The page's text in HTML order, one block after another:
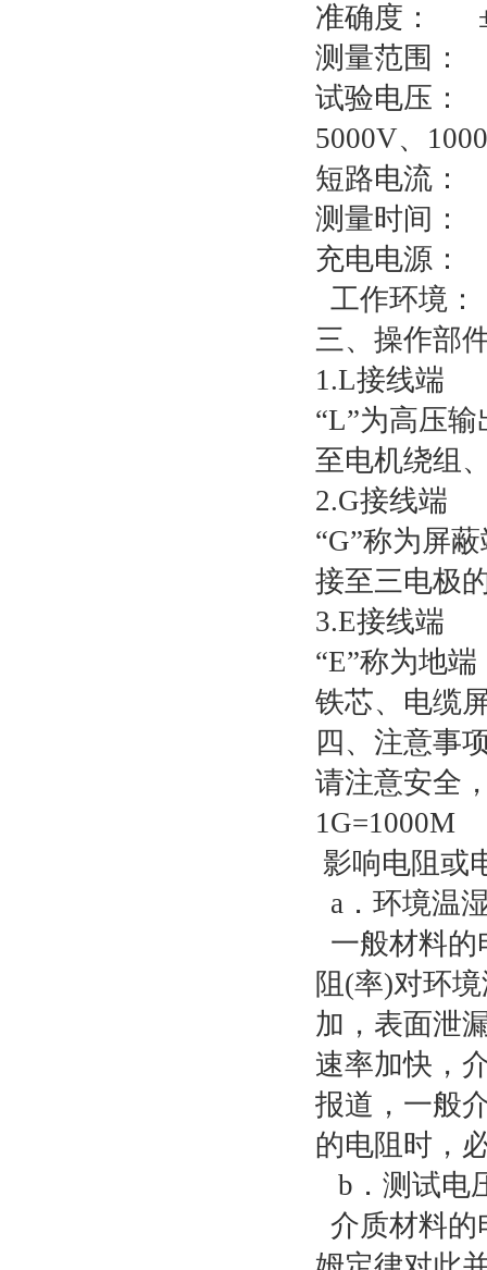
准确度：
测量范围：
试验电压：
5000V、
短路电流：
测量时间：
充电电源：
工作环境
三、操作部
1.L接线端
“L”为高压
至电机绕组
2.G接线端
“G”称为屏
接至三电极
3.E接线端
“E”称为地
铁芯、电缆
四、注意事
请注意安全
1G=1000M
影响电阻或
a．环境温
一般材料
阻(率)对环
加，表面泄
速率加快，
报道，一般
的电阻时，
b．测试电
介质材料